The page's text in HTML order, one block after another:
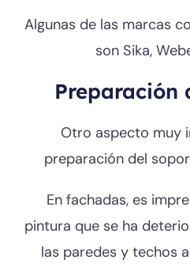
Algunas de las marcas
son Sika,
Preparación
Otro aspecto muy
preparación del
En fachadas, es
pintura que se ha
las paredes y techos